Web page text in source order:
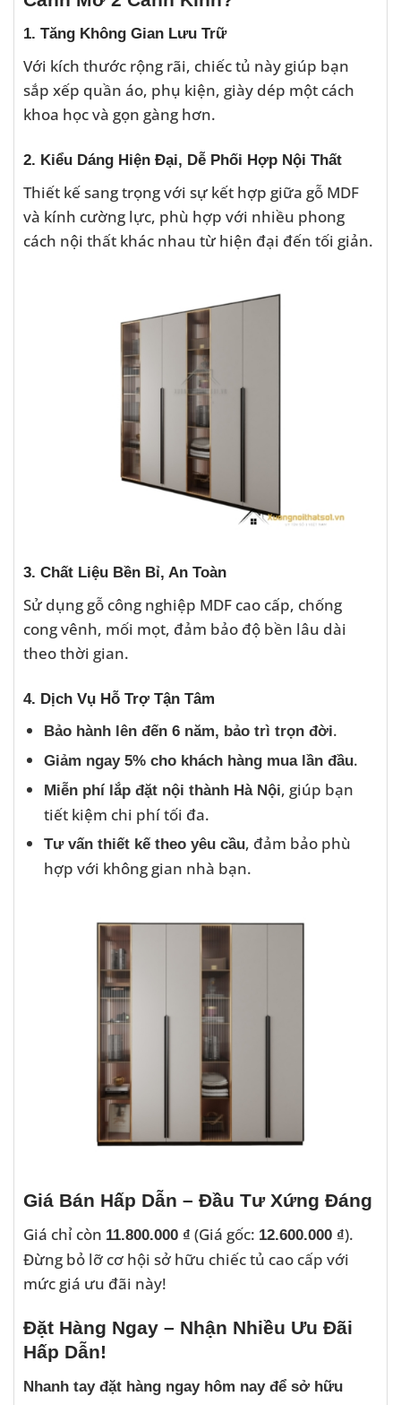
1. Tăng Không Gian Lưu Trữ
Với kích thước rộng rãi, chiếc tủ này giúp bạn
sắp xếp quần áo, phụ kiện, giày dép một cách
khoa học và gọn gàng hơn.
2. Kiểu Dáng Hiện Đại, Dễ Phối Hợp Nội Thất
Thiết kế sang trọng với sự kết hợp giữa gỗ MDF
và kính cường lực, phù hợp với nhiều phong
cách nội thất khác nhau từ hiện đại đến tối giản.
3. Chất Liệu Bền Bỉ, An Toàn
Sử dụng gỗ công nghiệp MDF cao cấp, chống
cong vênh, mối mọt, đảm bảo độ bền lâu dài
theo thời gian.
4. Dịch Vụ Hỗ Trợ Tận Tâm
Bảo hành lên đến 6 năm, bảo trì trọn đời.
Giảm ngay 5% cho khách hàng mua lần đầu.
Miễn phí lắp đặt nội thành Hà Nội, giúp bạn
tiết kiệm chi phí tối đa.
Tư vấn thiết kế theo yêu cầu, đảm bảo phù
hợp với không gian nhà bạn.
Giá Bán Hấp Dẫn – Đầu Tư Xứng Đáng
Giá chỉ còn 11.800.000 ₫ (Giá gốc: 12.600.000 ₫).
Đừng bỏ lỡ cơ hội sở hữu chiếc tủ cao cấp với
mức giá ưu đãi này!
Đặt Hàng Ngay – Nhận Nhiều Ưu Đãi
Hấp Dẫn!
Nhanh tay đặt hàng ngay hôm nay để sở hữu